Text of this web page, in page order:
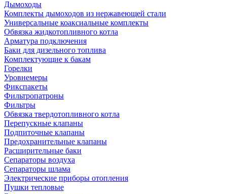
Дымоходы
Комплекты дымоходов из нержавеющей стали
Универсальные коаксиальные комплекты
Обвязка жидкотопливного котла
Арматура подключения
Баки для дизельного топлива
Комплектующие к бакам
Горелки
Уровнемеры
Фикспакеты
Фильтропатроны
Фильтры
Обвязка твердотопливного котла
Перепускные клапаны
Подпиточные клапаны
Предохранительные клапаны
Расширительные баки
Сепараторы воздуха
Сепараторы шлама
Электрические приборы отопления
Пушки тепловые